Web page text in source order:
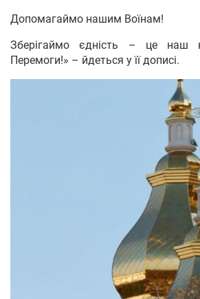
Допомагаймо нашим Воїнам!
Зберігаймо єдність – це наш
Перемоги!» – йдеться у її дописі.